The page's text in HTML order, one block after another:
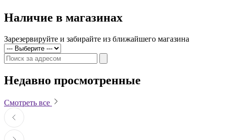
Наличие в магазинах
Зарезервируйте и забирайте из ближайшего магазина
Недавно просмотренные
Смотреть все